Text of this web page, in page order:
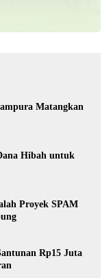
Matangkan
Hibah untuk
Proyek SPAM
Rp15 Juta